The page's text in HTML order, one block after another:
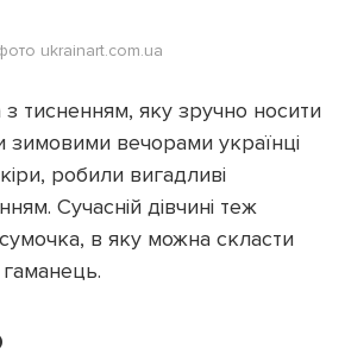
ukrainart.com.ua
тисненням, яку зручно носити
вечорами українці
робили вигадливі
Сучасній дівчині теж
в яку можна скласти